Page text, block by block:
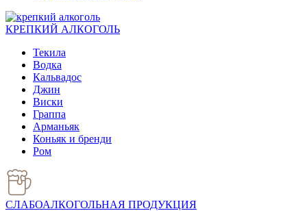
КРЕПКИЙ АЛКОГОЛЬ
Текила
Водка
Кальвадос
Джин
Виски
Граппа
Арманьяк
Коньяк и бренди
Ром
СЛАБОАЛКОГОЛЬНАЯ ПРОДУКЦИЯ